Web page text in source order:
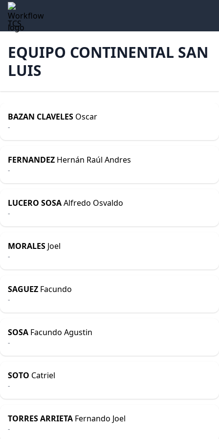
TCS
EQUIPO CONTINENTAL SAN
LUIS
BAZAN CLAVELES Oscar
-
FERNANDEZ Hernán Raúl Andres
-
LUCERO SOSAAlfredo Osvaldo
-
MORALES Joel
-
SAGUEZ Facundo
-
SOSA Facundo Agustin
-
SOTO Catriel
-
TORRES ARRIETA Fernando Joel
-